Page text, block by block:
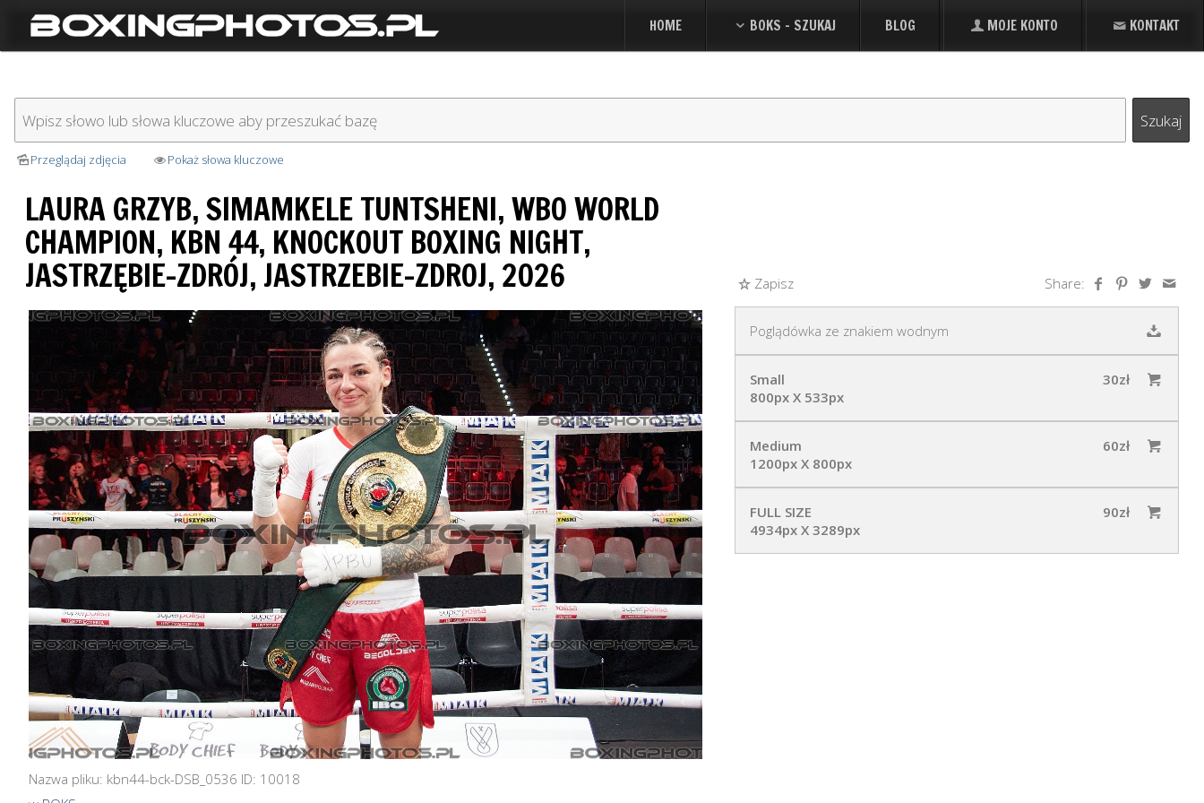
HOME BOKS - SZUKAJ BLOG MOJE KONTO KONTAKT
Przeglądaj zdjęcia Pokaż słowa kluczowe
LAURA GRZYB, SIMAMKELE TUNTSHENI, WBO WORLD
CHAMPION, KBN 44, KNOCKOUT BOXING NIGHT,
JASTRZĘBIE-ZDRÓJ, JASTRZEBIE-ZDROJ, 2026 Zapisz Share:
Nazwa pliku: kbn44-bck-DSB_0536 ID: 10018
Poglądówka ze znakiem wodnym
Small
800px X 533px
30zł
Medium
1200px X 800px
60zł
FULL SIZE
4934px X 3289px
90zł